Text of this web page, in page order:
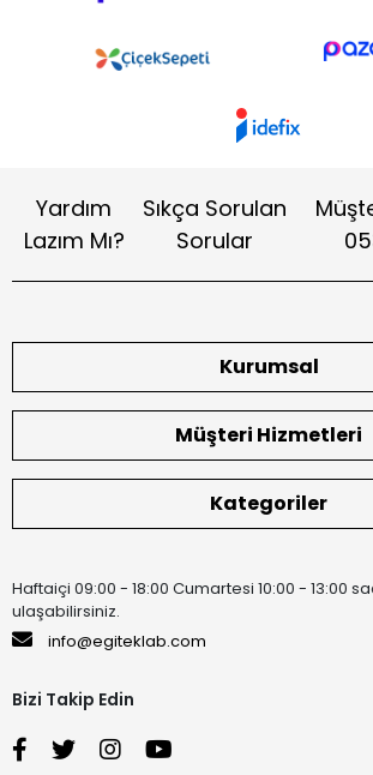
Yardım
Lazım Mı?
Sıkça Sorulan
Sorular
Kurumsal
Müşteri Hizmetleri
Kategoriler
Haftaiçi 09:00 - 18:00 Cumartesi 10:00 - 13:00
ulaşabilirsiniz.
info@egiteklab.com
Bizi Takip Edin